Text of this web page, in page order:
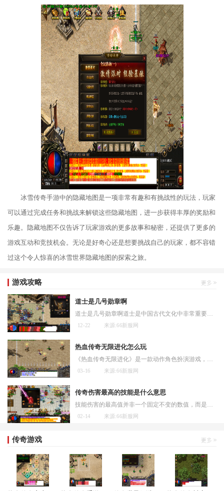
冰雪传奇手游中的隐藏地图是一项非常有趣和有挑战性的玩法，玩家
可以通过完成任务和挑战来解锁这些隐藏地图，进一步获得丰厚的奖励和
乐趣。隐藏地图不仅告诉了玩家游戏的更多故事和秘密，还提供了更多的
游戏互动和竞技机会。无论是好奇心还是想要挑战自己的玩家，都不容错
过这个令人惊喜的冰雪世界隐藏地图的探索之旅。
游戏攻略
道士是几号勋章啊
12-22 来源:66新服网
热血传奇无限进化怎么玩
03-16 来源:66新服网
传奇伤害最高的技能是什么意思
02-14 来源:66新服网
传奇游戏